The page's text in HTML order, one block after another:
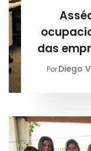
das
PorDiego